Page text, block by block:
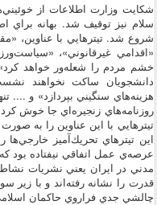
شكايت وزارت اطلاعات از
سلام نيز توقيف شد. بهانه براي
شروع شد. تيتر‌هايي با عناوين،
«اقدامي غيرقانوني»،
خشم مردم را شعله‌ور خواهد
دانشجويان ساكت نخواهند
روزنامه‌هاي زنجيره‌اي جا خوش
تيتر‌هايي با اين عناوين را به
اين تيتر‌هاي تحريك‌آميز
عرصه‌ي عمل اتفاقي نيفتاده بود
مدني در ايران يعني نشريات
قدرت را نشانه رفته‌اند و با
چالشي جدي فراروي حاكمان